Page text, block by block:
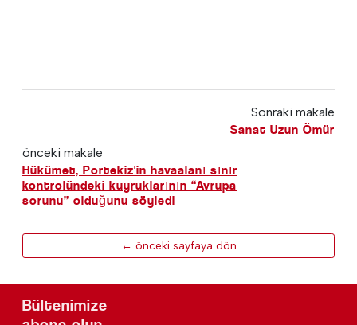
Sonraki makale
Sanat Uzun Ömür
önceki makale
Hükümet, Portekiz'in havaalanı sınır
kontrolündeki kuyruklarının “Avrupa
sorunu” olduğunu söyledi
← önceki sayfaya dön
Bültenimize